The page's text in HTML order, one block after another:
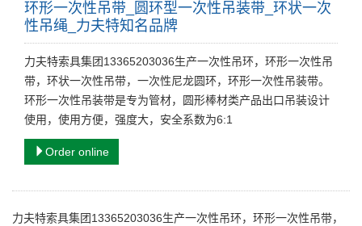
环形一次性吊带_圆环型一次性吊装带_环状一次
性吊绳_力夫特知名品牌
力夫特索具集团13365203036生产一次性吊环，环形一次性吊
带，环状一次性吊带，一次性尼龙圆环，环形一次性吊装带。
环形一次性吊装带是专为管材，圆形棒材类产品出口吊装设计
使用，使用方便，强度大，安全系数为6:1
Order online
力夫特索具集团13365203036生产一次性吊环，环形一次性吊带，